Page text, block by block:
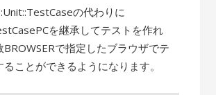
の代わりに
を継承してテストを作れ
BROWSERで指定したブラウザでテ
ことができるようになります。